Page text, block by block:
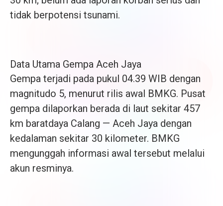
tidak berpotensi tsunami.
Data Utama Gempa Aceh Jaya
Gempa terjadi pada pukul 04.39 WIB dengan
magnitudo 5, menurut rilis awal BMKG. Pusat
gempa dilaporkan berada di laut sekitar 457
km baratdaya Calang — Aceh Jaya dengan
kedalaman sekitar 30 kilometer. BMKG
mengunggah informasi awal tersebut melalui
akun resminya.